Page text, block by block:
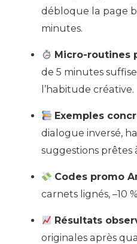
débloque la page
minutes.
Micro-routines
de 5 minutes
l’habitude créative.
Exemples
dialogue inversé,
suggestions prêtes
Codes promo
carnets lignés, –10
Résultats
originales après